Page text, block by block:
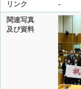
リンク -
関連写真
及び資料